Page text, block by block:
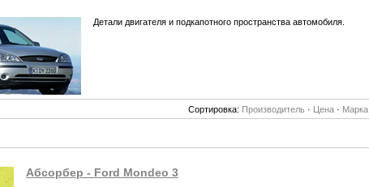
Детали двигателя и подкапотного пространства автомобиля.
Сортировка: Производитель · Цена · Марка
Абсорбер - Ford Mondeo 3